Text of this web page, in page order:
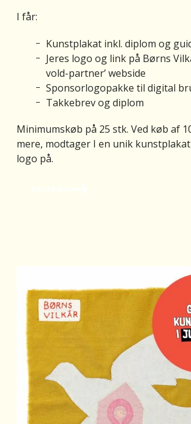
I får:
Kunstplakat inkl. diplom og
Jeres logo og link på Børns
vold-partner’ webside
Sponsorlogopakke til digital
Takkebrev og diplom
Minimumskøb på 25 stk. Ved køb af
mere, modtager I en unik
logo på.